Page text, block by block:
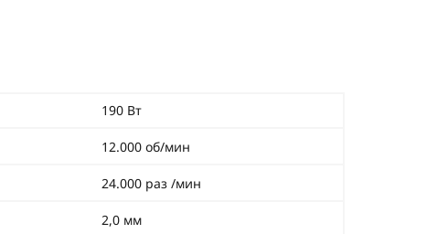
190 Вт
12.000 об/мин
24.000 раз /мин
2,0 мм